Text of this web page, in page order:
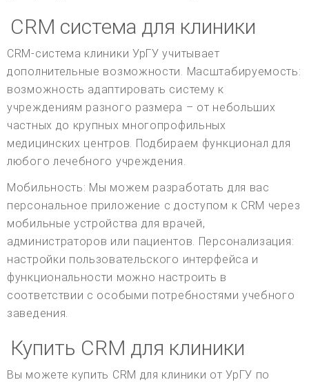
CRM система для клиники
CRM-система клиники УрГУ учитывает
дополнительные возможности. Масштабируемость:
возможность адаптировать систему к
учреждениям разного размера – от небольших
частных до крупных многопрофильных
медицинских центров. Подбираем функционал для
любого лечебного учреждения.
Мобильность: Мы можем разработать для вас
персональное приложение с доступом к CRM через
мобильные устройства для врачей,
администраторов или пациентов. Персонализация:
настройки пользовательского интерфейса и
функциональности можно настроить в
соответствии с особыми потребностями учебного
заведения.
Купить CRM для клиники
Вы можете купить CRM для клиники от УрГУ по